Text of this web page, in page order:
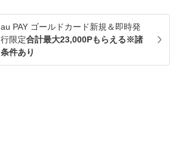
au PAY ゴールドカード新規＆即時発
行限定合計最大23,000Pもらえる※諸
条件あり